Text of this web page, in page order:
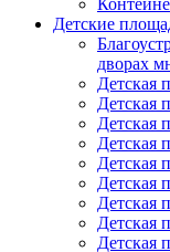
Детские
дворах
Детская
Детская
Детская
Детская
Детская
Детская
Детская
Детская
Детская